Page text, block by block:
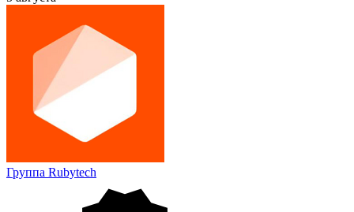
Группа Rubytech